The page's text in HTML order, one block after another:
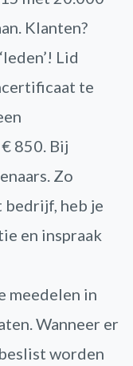
Klanten?
Lid
te
850. Bij
Zo
bedrijf, heb je
en inspraak
meedelen in
Wanneer er
worden